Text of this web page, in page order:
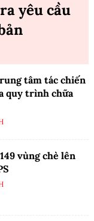
yêu cầu
tâm tác chiến
quy trình chữa
vùng chè lên